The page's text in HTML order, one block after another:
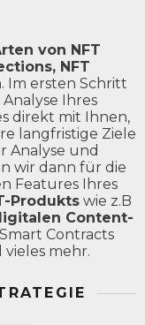
von NFT
NFT
Im ersten Schritt
Ihres
direkt mit Ihnen,
langfristige Ziele
Analyse und
wir dann für die
Features Ihres
Produktswie z.B
Content-
Contracts
mehr.